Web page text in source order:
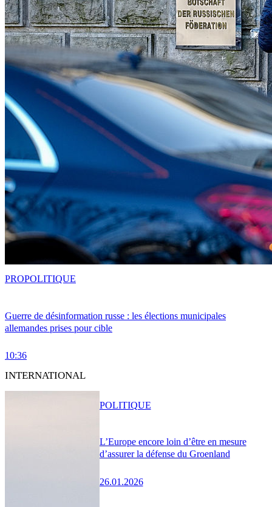
Guerre de désinformation russe : les élections municipales
allemandes prises pour cible
10:36
PROPOLITIQUE
INTERNATIONAL
L’Europe encore loin d’être en mesure
d’assurer la défense du Groenland
26.01.2026
POLITIQUE